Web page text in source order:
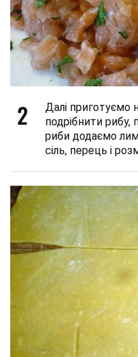
2
Далі приготуємо
подрібнити рибу,
риби додаємо
сіль, перець і